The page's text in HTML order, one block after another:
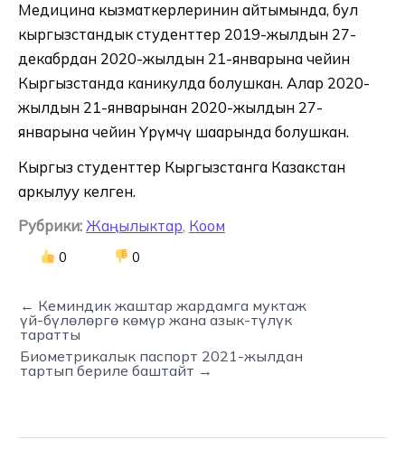
Медицина кызматкерлеринин айтымында, бул
кыргызстандык студенттер 2019-жылдын 27-
декабрдан 2020-жылдын 21-январына чейин
Кыргызстанда каникулда болушкан. Алар 2020-
жылдын 21-январынан 2020-жылдын 27-
январына чейин Үрүмчү шаарында болушкан.
Кыргыз студенттер Кыргызстанга Казакстан
аркылуу келген.
Рубрики: Жаңылыктар, Коом
0 0
← Кеминдик жаштар жардамга муктаж
үй-бүлөлөргө көмүр жана азык-түлүк
таратты
Биометрикалык паспорт 2021-жылдан
тартып бериле баштайт →